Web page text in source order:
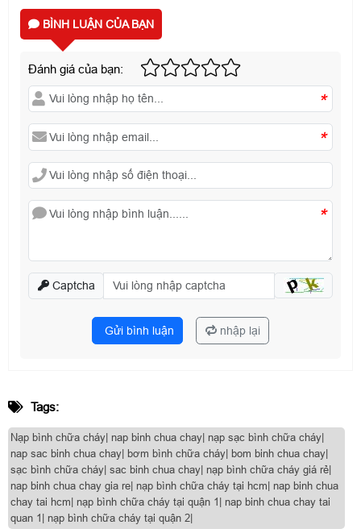
BÌNH LUẬN CỦA BẠN
Đánh giá của bạn:
*
*
*
Captcha
Gửi bình luận nhập lại
Tags:
Nạp bình chữa cháy| nap binh chua chay| nạp sạc bình chữa cháy|
nap sac binh chua chay| bơm bình chữa cháy| bom binh chua chay|
sạc bình chữa cháy| sac binh chua chay| nạp bình chữa cháy giá rẻ|
nap binh chua chay gia re| nạp bình chữa cháy tại hcm| nap binh chua
chay tai hcm| nạp bình chữa cháy tại quận 1| nap binh chua chay tai
quan 1| nạp bình chữa cháy tại quận 2|